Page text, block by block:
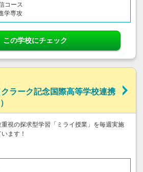
コース
学専攻
この学校にチェック
ラーク記念国際高等学校連携
重視の探求型学習「ミライ授業」を毎週実施
います！